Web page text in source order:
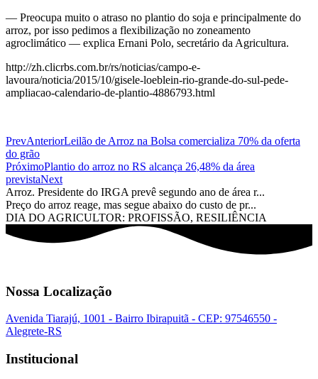
— Preocupa muito o atraso no plantio do soja e principalmente do
arroz, por isso pedimos a flexibilização no zoneamento
agroclimático — explica Ernani Polo, secretário da Agricultura.
http://zh.clicrbs.com.br/rs/noticias/campo-e-
lavoura/noticia/2015/10/gisele-loeblein-rio-grande-do-sul-pede-
ampliacao-calendario-de-plantio-4886793.html
PrevAnteriorLeilão de Arroz na Bolsa comercializa 70% da oferta
do grão
PróximoPlantio do arroz no RS alcança 26,48% da área
previstaNext
Arroz. Presidente do IRGA prevê segundo ano de área r...
Preço do arroz reage, mas segue abaixo do custo de pr...
DIA DO AGRICULTOR: PROFISSÃO, RESILIÊNCIA
Nossa Localização
Avenida Tiarajú, 1001 - Bairro Ibirapuitã - CEP: 97546550 -
Alegrete-RS
Institucional